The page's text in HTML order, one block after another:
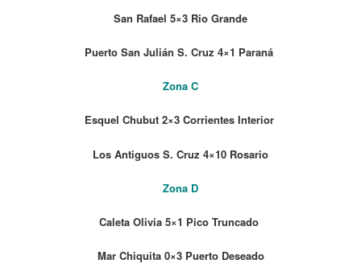
San Rafael 5×3 Rio Grande
Puerto San Julián S. Cruz 4×1 Paraná
Zona C
Esquel Chubut 2×3 Corrientes Interior
Los Antiguos S. Cruz 4×10 Rosario
Zona D
Caleta Olivia 5×1 Pico Truncado
Mar Chiquita 0×3 Puerto Deseado